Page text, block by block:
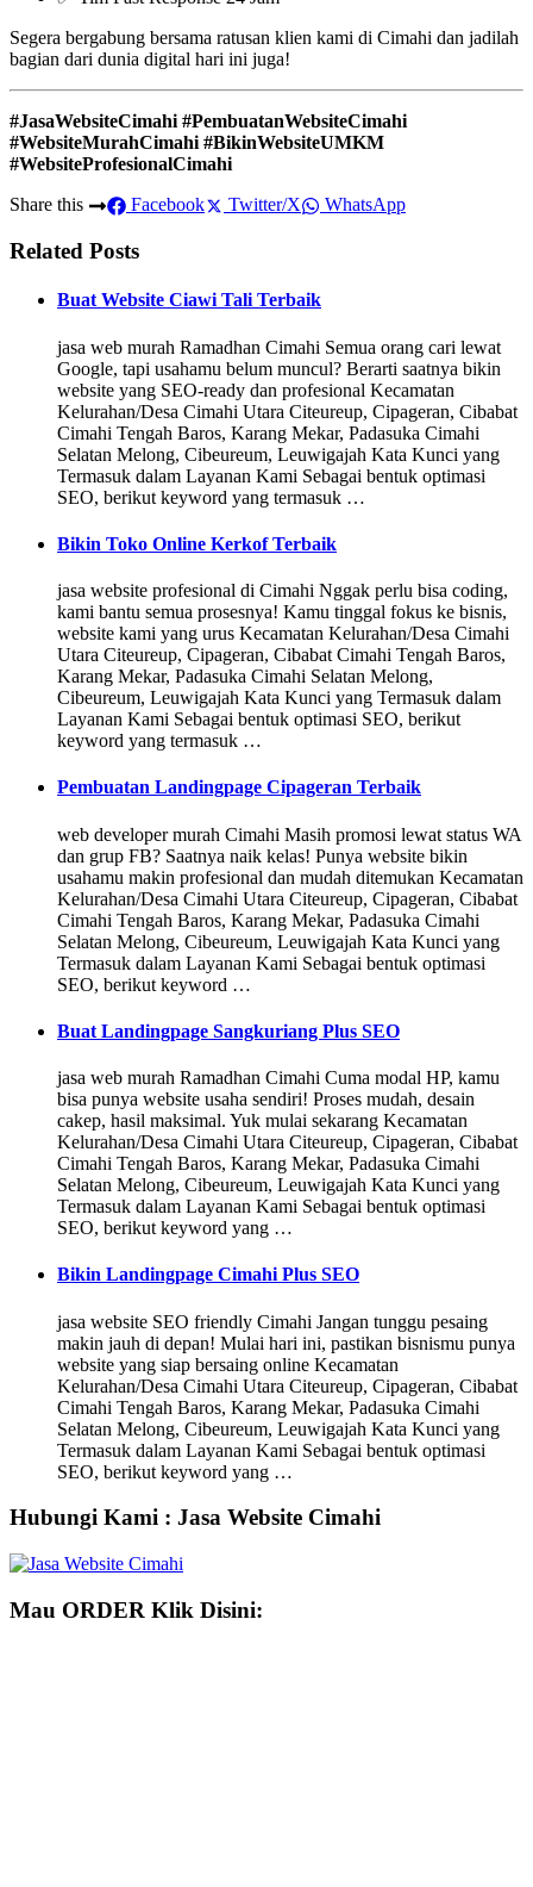
Segera bergabung bersama ratusan klien kami di Cimahi dan jadilah
bagian dari dunia digital hari ini juga!
#JasaWebsiteCimahi #PembuatanWebsiteCimahi
#WebsiteMurahCimahi #BikinWebsiteUMKM
#WebsiteProfesionalCimahi
Share this
Facebook Twitter/X WhatsApp
Related Posts
Buat Website Ciawi Tali Terbaik
jasa web murah Ramadhan Cimahi Semua orang cari lewat
Google, tapi usahamu belum muncul? Berarti saatnya bikin
website yang SEO-ready dan profesional Kecamatan
Kelurahan/Desa Cimahi Utara Citeureup, Cipageran, Cibabat
Cimahi Tengah Baros, Karang Mekar, Padasuka Cimahi
Selatan Melong, Cibeureum, Leuwigajah Kata Kunci yang
Termasuk dalam Layanan Kami Sebagai bentuk optimasi
SEO, berikut keyword yang termasuk …
Bikin Toko Online Kerkof Terbaik
jasa website profesional di Cimahi Nggak perlu bisa coding,
kami bantu semua prosesnya! Kamu tinggal fokus ke bisnis,
website kami yang urus Kecamatan Kelurahan/Desa Cimahi
Utara Citeureup, Cipageran, Cibabat Cimahi Tengah Baros,
Karang Mekar, Padasuka Cimahi Selatan Melong,
Cibeureum, Leuwigajah Kata Kunci yang Termasuk dalam
Layanan Kami Sebagai bentuk optimasi SEO, berikut
keyword yang termasuk …
Pembuatan Landingpage Cipageran Terbaik
web developer murah Cimahi Masih promosi lewat status WA
dan grup FB? Saatnya naik kelas! Punya website bikin
usahamu makin profesional dan mudah ditemukan Kecamatan
Kelurahan/Desa Cimahi Utara Citeureup, Cipageran, Cibabat
Cimahi Tengah Baros, Karang Mekar, Padasuka Cimahi
Selatan Melong, Cibeureum, Leuwigajah Kata Kunci yang
Termasuk dalam Layanan Kami Sebagai bentuk optimasi
SEO, berikut keyword …
Buat Landingpage Sangkuriang Plus SEO
jasa web murah Ramadhan Cimahi Cuma modal HP, kamu
bisa punya website usaha sendiri! Proses mudah, desain
cakep, hasil maksimal. Yuk mulai sekarang Kecamatan
Kelurahan/Desa Cimahi Utara Citeureup, Cipageran, Cibabat
Cimahi Tengah Baros, Karang Mekar, Padasuka Cimahi
Selatan Melong, Cibeureum, Leuwigajah Kata Kunci yang
Termasuk dalam Layanan Kami Sebagai bentuk optimasi
SEO, berikut keyword yang …
Bikin Landingpage Cimahi Plus SEO
jasa website SEO friendly Cimahi Jangan tunggu pesaing
makin jauh di depan! Mulai hari ini, pastikan bisnismu punya
website yang siap bersaing online Kecamatan
Kelurahan/Desa Cimahi Utara Citeureup, Cipageran, Cibabat
Cimahi Tengah Baros, Karang Mekar, Padasuka Cimahi
Selatan Melong, Cibeureum, Leuwigajah Kata Kunci yang
Termasuk dalam Layanan Kami Sebagai bentuk optimasi
SEO, berikut keyword yang …
Hubungi Kami : Jasa Website Cimahi
Mau ORDER Klik Disini: